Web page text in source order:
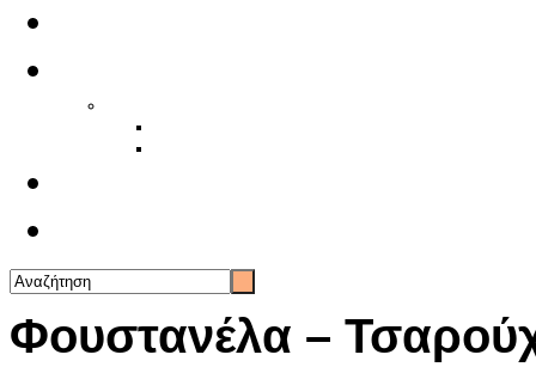
Φουστανέλα –